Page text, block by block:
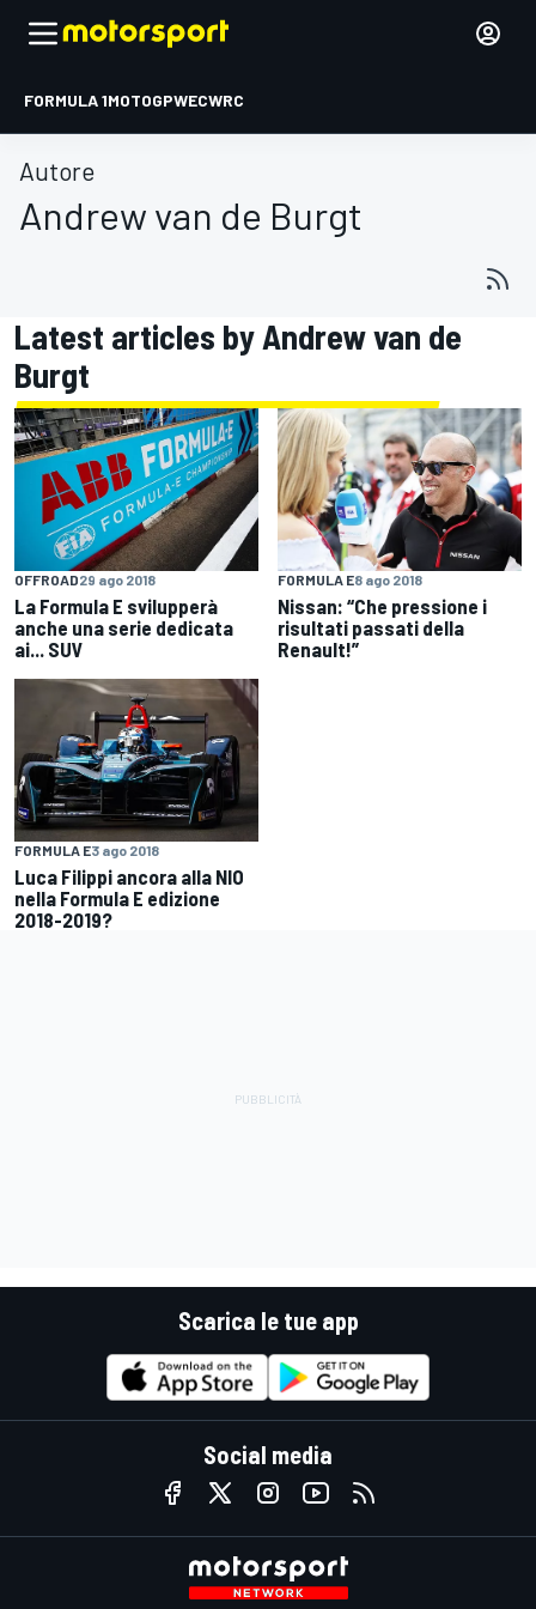
FORMULA 1MOTOGPWECWRC
Autore
Andrew van de Burgt
Latest articles by Andrew van de
Burgt
OFFROAD29 ago 2018
La Formula E svilupperà
anche una serie dedicata
ai... SUV
FORMULA E8 ago 2018
Nissan: “Che pressione i
risultati passati della
Renault!”
FORMULA E3 ago 2018
Luca Filippi ancora alla NIO
nella Formula E edizione
2018-2019?
Scarica le tue app
Social media